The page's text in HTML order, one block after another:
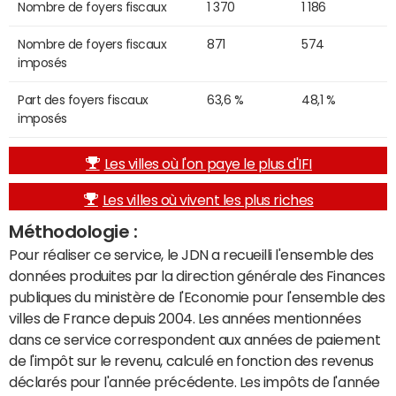
Nombre de foyers fiscaux 1 370 1 186
Nombre de foyers fiscaux
imposés
871 574
Part des foyers fiscaux
imposés
63,6 % 48,1 %
Les villes où l'on paye le plus d'IFI
Les villes où vivent les plus riches
Méthodologie :
Pour réaliser ce service, le JDN a recueilli l'ensemble des
données produites par la direction générale des Finances
publiques du ministère de l'Economie pour l'ensemble des
villes de France depuis 2004. Les années mentionnées
dans ce service correspondent aux années de paiement
de l'impôt sur le revenu, calculé en fonction des revenus
déclarés pour l'année précédente. Les impôts de l'année